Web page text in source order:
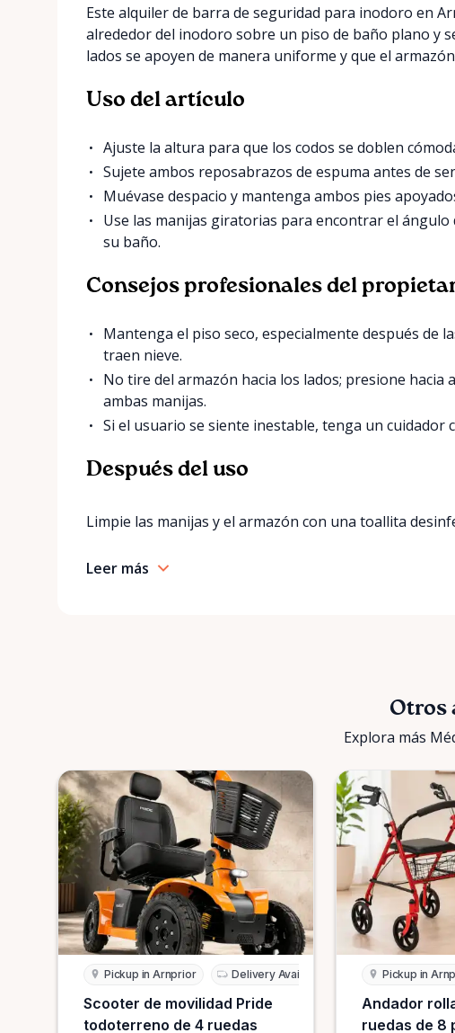
Este alquiler de barra de seguridad para inodoro en
alrededor del inodoro sobre un piso de baño plano y
lados se apoyen de manera uniforme y que el
Uso del artículo
Ajuste la altura para que los codos se doblen
Sujete ambos reposabrazos de espuma antes de
Muévase despacio y mantenga ambos pies
Use las manijas giratorias para encontrar el
su baño.
Consejos profesionales del
Mantenga el piso seco, especialmente después de
traen nieve.
No tire del armazón hacia los lados; presione hacia
ambas manijas.
Si el usuario se siente inestable, tenga un cuidador
Después del uso
Limpie las manijas y el armazón con una toallita
Leer más
Otros
Explora más
Scooter de movilidad Pride
todoterreno de 4 ruedas
Pickup in Arnprior Delivery Available
Andador
ruedas de 8
Pickup in